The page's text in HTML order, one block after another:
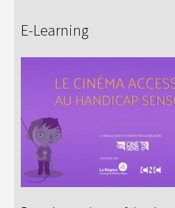
E-Learning